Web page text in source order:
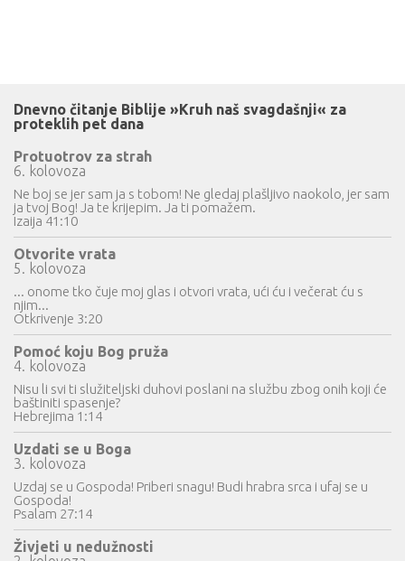
Dnevno čitanje Biblije »Kruh naš svagdašnji« za
proteklih pet dana
Protuotrov za strah
6. kolovoza
Ne boj se jer sam ja s tobom! Ne gledaj plašljivo naokolo, jer sam
ja tvoj Bog! Ja te krijepim. Ja ti pomažem.
Izaija 41:10
Otvorite vrata
5. kolovoza
... onome tko čuje moj glas i otvori vrata, ući ću i večerat ću s
njim...
Otkrivenje 3:20
Pomoć koju Bog pruža
4. kolovoza
Nisu li svi ti služiteljski duhovi poslani na službu zbog onih koji će
baštiniti spasenje?
Hebrejima 1:14
Uzdati se u Boga
3. kolovoza
Uzdaj se u Gospoda! Priberi snagu! Budi hrabra srca i ufaj se u
Gospoda!
Psalam 27:14
Živjeti u nedužnosti